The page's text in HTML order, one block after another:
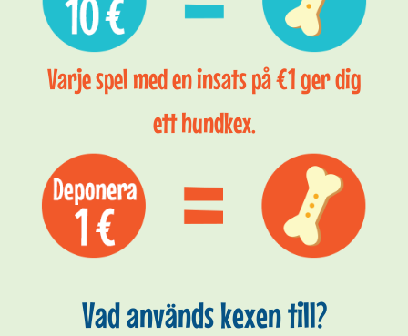
Varje spel med en insats på €1 ger dig
ett hundkex.
Vad används kexen till?